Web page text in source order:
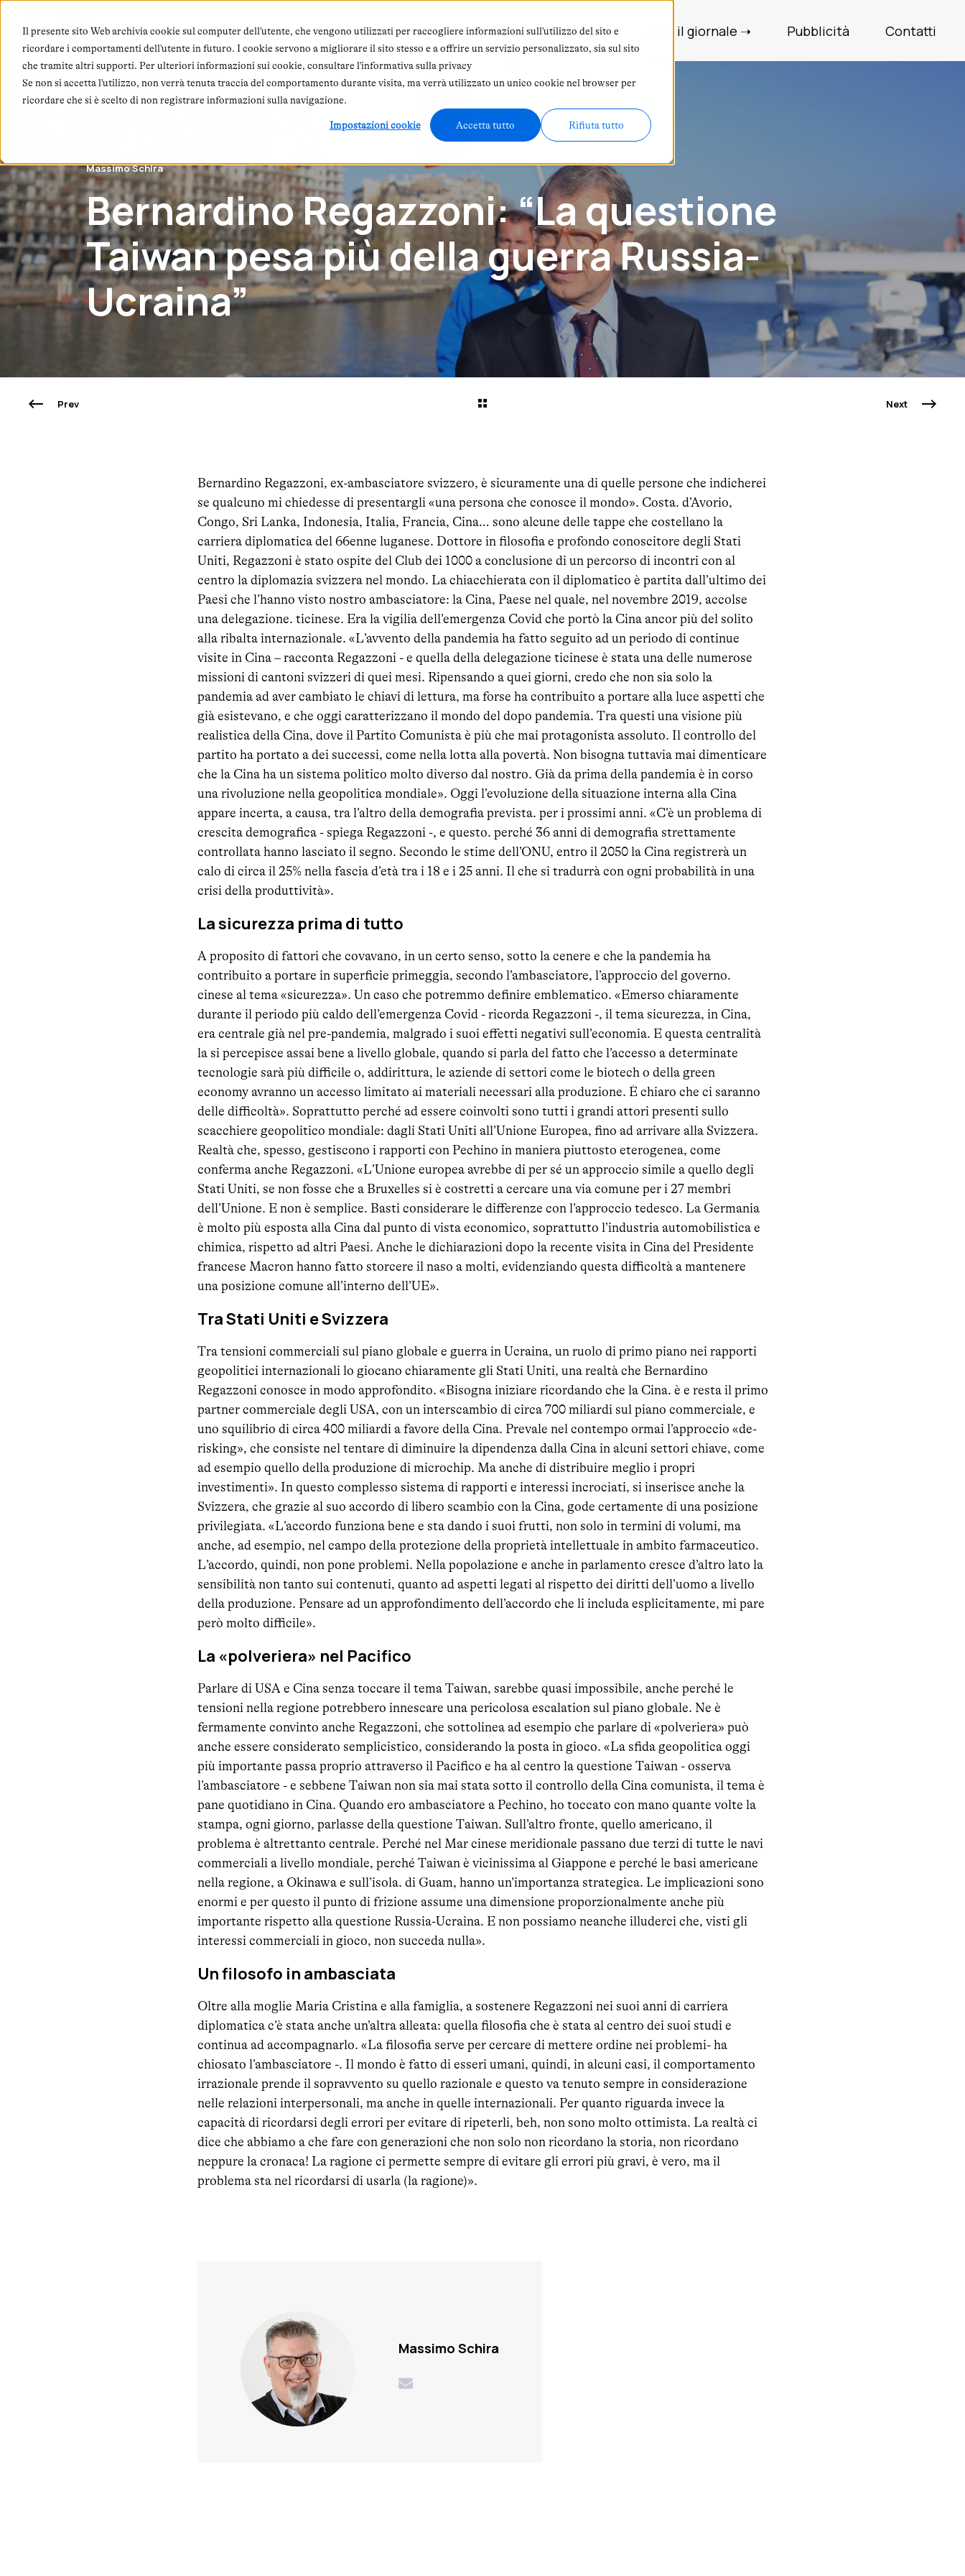
Il presente sito Web archivia cookie sul computer dell'utente, che vengono utilizzati per raccogliere informazioni sull'utilizzo del sito e
ricordare i comportamenti dell'utente in futuro. I cookie servono a migliorare il sito stesso e a offrire un servizio personalizzato, sia sul sito
che tramite altri supporti. Per ulteriori informazioni sui cookie, consultare l'informativa sulla privacy
Se non si accetta l'utilizzo, non verrà tenuta traccia del comportamento durante visita, ma verrà utilizzato un unico cookie nel browser per
ricordare che si è scelto di non registrare informazioni sulla navigazione.
Impostazioni cookie Accetta tutto Rifiuta tutto
Chi siamo Abbonamento In primo piano Leggi il giornale ➝ Pubblicità Contatti
Massimo Schira
Bernardino Regazzoni: “La questione
Taiwan pesa più della guerra Russia-
Ucraina”
Prev Next
Bernardino Regazzoni, ex-ambasciatore svizzero, è sicuramente una di quelle persone che indicherei
se qualcuno mi chiedesse di presentargli «una persona che conosce il mondo». Costa. d’Avorio,
Congo, Sri Lanka, Indonesia, Italia, Francia, Cina… sono alcune delle tappe che costellano la
carriera diplomatica del 66enne luganese. Dottore in filosofia e profondo conoscitore degli Stati
Uniti, Regazzoni è stato ospite del Club dei 1000 a conclusione di un percorso di incontri con al
centro la diplomazia svizzera nel mondo. La chiacchierata con il diplomatico è partita dall’ultimo dei
Paesi che l’hanno visto nostro ambasciatore: la Cina, Paese nel quale, nel novembre 2019, accolse
una delegazione. ticinese. Era la vigilia dell’emergenza Covid che portò la Cina ancor più del solito
alla ribalta internazionale. «L’avvento della pandemia ha fatto seguito ad un periodo di continue
visite in Cina – racconta Regazzoni - e quella della delegazione ticinese è stata una delle numerose
missioni di cantoni svizzeri di quei mesi. Ripensando a quei giorni, credo che non sia solo la
pandemia ad aver cambiato le chiavi di lettura, ma forse ha contribuito a portare alla luce aspetti che
già esistevano, e che oggi caratterizzano il mondo del dopo pandemia. Tra questi una visione più
realistica della Cina, dove il Partito Comunista è più che mai protagonista assoluto. Il controllo del
partito ha portato a dei successi, come nella lotta alla povertà. Non bisogna tuttavia mai dimenticare
che la Cina ha un sistema politico molto diverso dal nostro. Già da prima della pandemia è in corso
una rivoluzione nella geopolitica mondiale». Oggi l’evoluzione della situazione interna alla Cina
appare incerta, a causa, tra l’altro della demografia prevista. per i prossimi anni. «C’è un problema di
crescita demografica - spiega Regazzoni -, e questo. perché 36 anni di demografia strettamente
controllata hanno lasciato il segno. Secondo le stime dell’ONU, entro il 2050 la Cina registrerà un
calo di circa il 25% nella fascia d’età tra i 18 e i 25 anni. Il che si tradurrà con ogni probabilità in una
crisi della produttività».
La sicurezza prima di tutto
A proposito di fattori che covavano, in un certo senso, sotto la cenere e che la pandemia ha
contribuito a portare in superficie primeggia, secondo l’ambasciatore, l’approccio del governo.
cinese al tema «sicurezza». Un caso che potremmo definire emblematico. «Emerso chiaramente
durante il periodo più caldo dell’emergenza Covid - ricorda Regazzoni -, il tema sicurezza, in Cina,
era centrale già nel pre-pandemia, malgrado i suoi effetti negativi sull’economia. E questa centralità
la si percepisce assai bene a livello globale, quando si parla del fatto che l’accesso a determinate
tecnologie sarà più difficile o, addirittura, le aziende di settori come le biotech o della green
economy avranno un accesso limitato ai materiali necessari alla produzione. È chiaro che ci saranno
delle difficoltà». Soprattutto perché ad essere coinvolti sono tutti i grandi attori presenti sullo
scacchiere geopolitico mondiale: dagli Stati Uniti all’Unione Europea, fino ad arrivare alla Svizzera.
Realtà che, spesso, gestiscono i rapporti con Pechino in maniera piuttosto eterogenea, come
conferma anche Regazzoni. «L’Unione europea avrebbe di per sé un approccio simile a quello degli
Stati Uniti, se non fosse che a Bruxelles si è costretti a cercare una via comune per i 27 membri
dell’Unione. E non è semplice. Basti considerare le differenze con l’approccio tedesco. La Germania
è molto più esposta alla Cina dal punto di vista economico, soprattutto l’industria automobilistica e
chimica, rispetto ad altri Paesi. Anche le dichiarazioni dopo la recente visita in Cina del Presidente
francese Macron hanno fatto storcere il naso a molti, evidenziando questa difficoltà a mantenere
una posizione comune all’interno dell’UE».
Tra Stati Uniti e Svizzera
Tra tensioni commerciali sul piano globale e guerra in Ucraina, un ruolo di primo piano nei rapporti
geopolitici internazionali lo giocano chiaramente gli Stati Uniti, una realtà che Bernardino
Regazzoni conosce in modo approfondito. «Bisogna iniziare ricordando che la Cina. è e resta il primo
partner commerciale degli USA, con un interscambio di circa 700 miliardi sul piano commerciale, e
uno squilibrio di circa 400 miliardi a favore della Cina. Prevale nel contempo ormai l’approccio «de-
risking», che consiste nel tentare di diminuire la dipendenza dalla Cina in alcuni settori chiave, come
ad esempio quello della produzione di microchip. Ma anche di distribuire meglio i propri
investimenti». In questo complesso sistema di rapporti e interessi incrociati, si inserisce anche la
Svizzera, che grazie al suo accordo di libero scambio con la Cina, gode certamente di una posizione
privilegiata. «L’accordo funziona bene e sta dando i suoi frutti, non solo in termini di volumi, ma
anche, ad esempio, nel campo della protezione della proprietà intellettuale in ambito farmaceutico.
L’accordo, quindi, non pone problemi. Nella popolazione e anche in parlamento cresce d’altro lato la
sensibilità non tanto sui contenuti, quanto ad aspetti legati al rispetto dei diritti dell’uomo a livello
della produzione. Pensare ad un approfondimento dell’accordo che li includa esplicitamente, mi pare
però molto difficile».
La «polveriera» nel Pacifico
Parlare di USA e Cina senza toccare il tema Taiwan, sarebbe quasi impossibile, anche perché le
tensioni nella regione potrebbero innescare una pericolosa escalation sul piano globale. Ne è
fermamente convinto anche Regazzoni, che sottolinea ad esempio che parlare di «polveriera» può
anche essere considerato semplicistico, considerando la posta in gioco. «La sfida geopolitica oggi
più importante passa proprio attraverso il Pacifico e ha al centro la questione Taiwan - osserva
l’ambasciatore - e sebbene Taiwan non sia mai stata sotto il controllo della Cina comunista, il tema è
pane quotidiano in Cina. Quando ero ambasciatore a Pechino, ho toccato con mano quante volte la
stampa, ogni giorno, parlasse della questione Taiwan. Sull’altro fronte, quello americano, il
problema è altrettanto centrale. Perché nel Mar cinese meridionale passano due terzi di tutte le navi
commerciali a livello mondiale, perché Taiwan è vicinissima al Giappone e perché le basi americane
nella regione, a Okinawa e sull’isola. di Guam, hanno un’importanza strategica. Le implicazioni sono
enormi e per questo il punto di frizione assume una dimensione proporzionalmente anche più
importante rispetto alla questione Russia-Ucraina. E non possiamo neanche illuderci che, visti gli
interessi commerciali in gioco, non succeda nulla».
Un filosofo in ambasciata
Oltre alla moglie Maria Cristina e alla famiglia, a sostenere Regazzoni nei suoi anni di carriera
diplomatica c’è stata anche un’altra alleata: quella filosofia che è stata al centro dei suoi studi e
continua ad accompagnarlo. «La filosofia serve per cercare di mettere ordine nei problemi- ha
chiosato l’ambasciatore -. Il mondo è fatto di esseri umani, quindi, in alcuni casi, il comportamento
irrazionale prende il sopravvento su quello razionale e questo va tenuto sempre in considerazione
nelle relazioni interpersonali, ma anche in quelle internazionali. Per quanto riguarda invece la
capacità di ricordarsi degli errori per evitare di ripeterli, beh, non sono molto ottimista. La realtà ci
dice che abbiamo a che fare con generazioni che non solo non ricordano la storia, non ricordano
neppure la cronaca! La ragione ci permette sempre di evitare gli errori più gravi, è vero, ma il
problema sta nel ricordarsi di usarla (la ragione)».
Massimo Schira